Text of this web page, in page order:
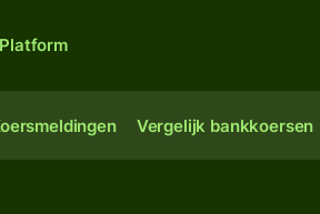
Platform
Vergelijk bankkoersen